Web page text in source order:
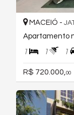
MACEIÓ -
Apartamento
1 1 1
R$ 720.000, 00